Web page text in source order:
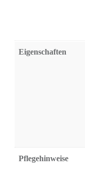
Eigenschaften
Pflegehinweise